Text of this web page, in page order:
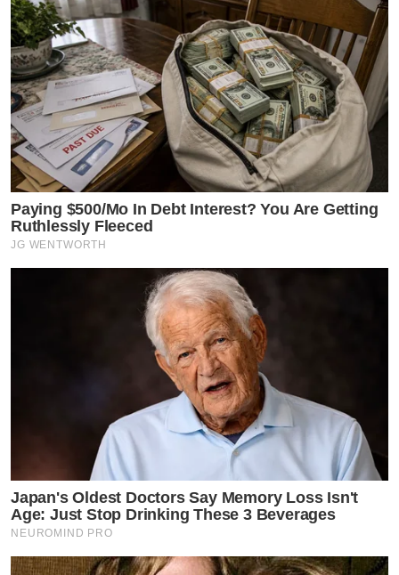
Paying $500/Mo In Debt Interest? You Are Getting
Ruthlessly Fleeced
JG WENTWORTH
Japan's Oldest Doctors Say Memory Loss Isn't
Age: Just Stop Drinking These 3 Beverages
NEUROMIND PRO